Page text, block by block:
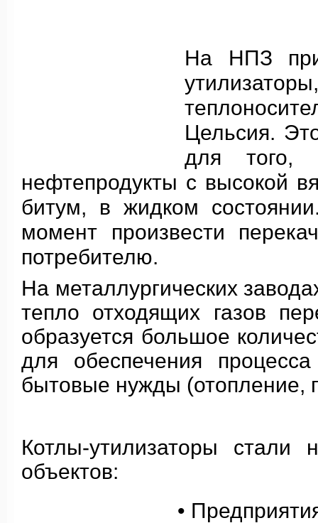
На НПЗ
Цельсия.
для того,
нефтепродукты с высокой
битум, в жидком
момент произвести
потребителю.
На металлургических
тепло отходящих газов
образуется большое
для обеспечения
бытовые нужды (отопление,
Котлы-утилизаторы
объектов:
•